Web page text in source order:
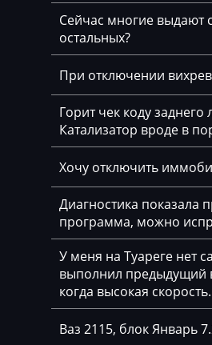
Bell
Bentley
BMW
BobCat
Brilliance
Buhler
BYD
Cadillac
Camc
Case
Сейчас многие выдают
остальных?
При отключении
Горит чек коду
Катализатор вроде в
Хочу отключить
Диагностика показала
программа, можно
У меня на Туареге нет
выполнил предыдущий
когда высокая
Ваз 2115, блок Январь